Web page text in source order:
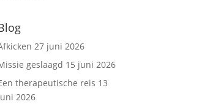
27 juni 2026
geslaagd 15 juni 2026
therapeutische reis 13
2026